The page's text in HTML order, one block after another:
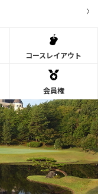
コースレイアウト
会員権